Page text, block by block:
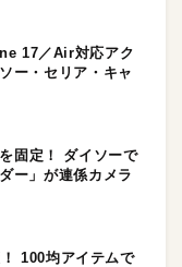
17／Air対応アク
ー・セリア・キャ
固定！ ダイソーで
ー」が連係カメラ
100均アイテムで